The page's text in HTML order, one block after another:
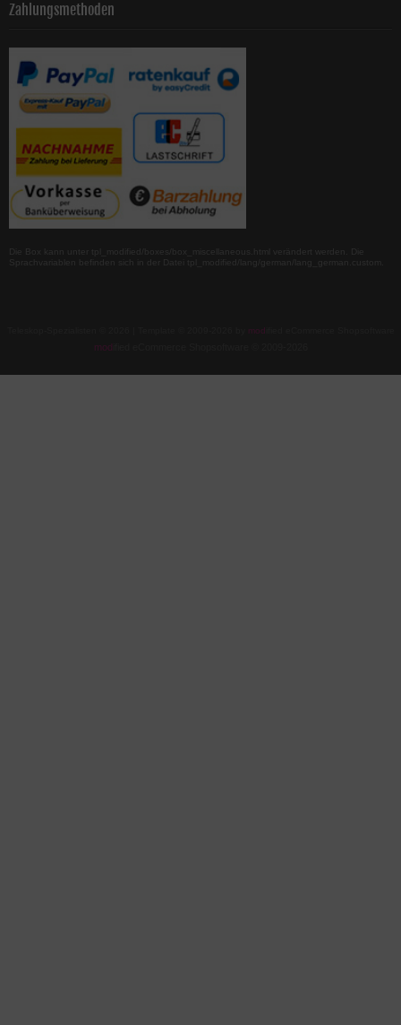
Zahlungsmethoden
Die Box kann unter tpl_modified/boxes/box_miscellaneous.html verändert werden. Die
Sprachvariablen befinden sich in der Datei tpl_modified/lang/german/lang_german.custom.
mod
mod